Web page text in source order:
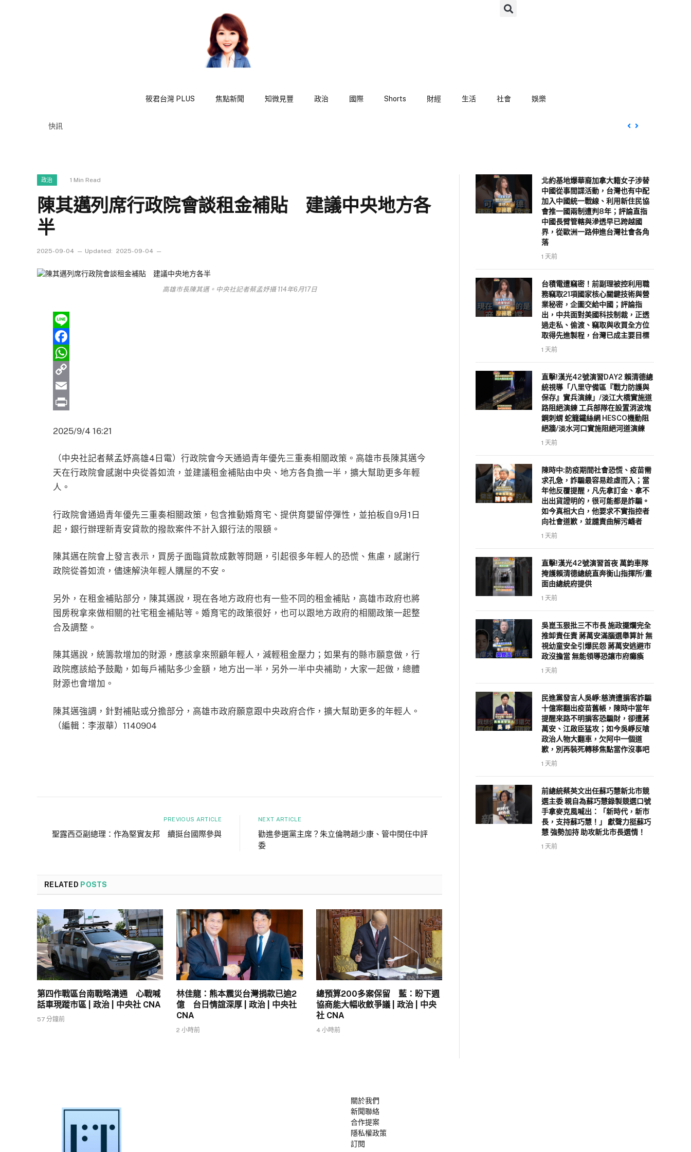
筱君台灣 PLUS 焦點新聞 知微見豐 政治 國際 Shorts 財經 生活 社會 娛樂
快訊
政治 1 Min Read
陳其邁列席行政院會談租金補貼 建議中央地方各
半
2025-09-04 Updated: 2025-09-04
高雄市長陳其邁。中央社記者蔡孟妤攝 114年6月17日
Line
Facebook
WhatsApp
Copy
Link
Email
2025/9/4 16:21
（中央社記者蔡孟妤高雄4日電）行政院會今天通過青年優先三重奏相關政策。高雄市長陳其邁今
天在行政院會感謝中央從善如流，並建議租金補貼由中央、地方各負擔一半，擴大幫助更多年輕
人。
行政院會通過青年優先三重奏相關政策，包含推動婚育宅、提供育嬰留停彈性，並拍板自9月1日
起，銀行辦理新青安貸款的撥款案件不計入銀行法的限額。
陳其邁在院會上發言表示，買房子面臨貸款成數等問題，引起很多年輕人的恐慌、焦慮，感謝行
政院從善如流，儘速解決年輕人購屋的不安。
另外，在租金補貼部分，陳其邁說，現在各地方政府也有一些不同的租金補貼，高雄市政府也將
囤房稅拿來做相關的社宅租金補貼等。婚育宅的政策很好，也可以跟地方政府的相關政策一起整
合及調整。
陳其邁說，統籌款增加的財源，應該拿來照顧年輕人，減輕租金壓力；如果有的縣市願意做，行
政院應該給予鼓勵，如每戶補貼多少金額，地方出一半，另外一半中央補助，大家一起做，總體
財源也會增加。
陳其邁強調，針對補貼或分擔部分，高雄市政府願意跟中央政府合作，擴大幫助更多的年輕人。
（編輯：李淑華）1140904
PREVIOUS ARTICLE
聖露西亞副總理：作為堅實友邦 續挺台國際參與
NEXT ARTICLE
勸進參選黨主席？朱立倫聘趙少康、管中閔任中評
委
RELATED POSTS
第四作戰區台南戰略溝通 心戰喊
話車現蹤市區 | 政治 | 中央社 CNA
57 分鐘前
林佳龍：熊本震災台灣捐款已逾2
億 台日情誼深厚 | 政治 | 中央社
CNA
2 小時前
總預算200多案保留 藍：盼下週
協商能大幅收斂爭議 | 政治 | 中央
社 CNA
4 小時前
北約基地爆華裔加拿大籍女子涉替
中國從事間諜活動，台灣也有中配
加入中國統一戰線、利用新住民協
會推一國兩制遭判8年；評論直指
中國長臂管轄與滲透早已跨越國
界，從歐洲一路伸進台灣社會各角
落
1 天前
台積電遭竊密！前副理被控利用職
務竊取21項國家核心關鍵技術與營
業秘密，企圖交給中國；評論指
出，中共面對美國科技制裁，正透
過走私、偷渡、竊取與收買全方位
取得先進製程，台灣已成主要目標
1 天前
直擊!漢光42號演習DAY2 賴清德總
統視導「八里守備區『戰力防護與
保存』實兵演練」/淡江大橋實施道
路阻絕演練 工兵部隊在設置消波塊
鋼刺蝟 蛇籠鐵絲網 HESCO機動阻
絕牆/淡水河口實施阻絕河道演練
1 天前
陳時中:防疫期間社會恐慌、疫苗需
求孔急，詐騙最容易趁虛而入；當
年他反覆提醒，凡先拿訂金、拿不
出出貨證明的，很可能都是詐騙。
如今真相大白，他要求不實指控者
向社會道歉，並譴責曲解污衊者
1 天前
直擊!漢光42號演習首夜 萬鈞車隊
掩護賴清德總統直奔衡山指揮所/畫
面由總統府提供
1 天前
吳崑玉狠批三不市長 施政擺爛完全
推卸責任責 蔣萬安滿腦選舉算計 無
視幼童安全引爆民怨 蔣萬安逃避市
政沒擔當 無能領導恐讓市府癱瘓
1 天前
民進黨發言人吳崢:慈濟遭掮客詐騙
十億案翻出疫苗舊帳，陳時中當年
提醒來路不明掮客恐騙財，卻遭蔣
萬安、江啟臣猛攻；如今吳崢反嗆
政治人物大翻車，欠阿中一個道
歉，別再裝死轉移焦點當作沒事吧
1 天前
前總統蔡英文出任蘇巧慧新北市競
選主委 親自為蘇巧慧錄製競選口號
手拿麥克風喊出：「新時代，新市
長，支持蘇巧慧！」 獻聲力挺蘇巧
慧 強勢加持 助攻新北市長選情！
1 天前
關於我們
新聞聯絡
合作提案
隱私權政策
訂閱